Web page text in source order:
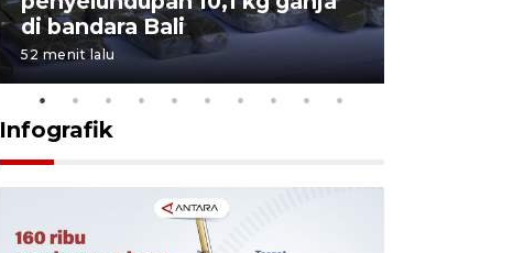
di bandara Bali
52 menit lalu
Infografik